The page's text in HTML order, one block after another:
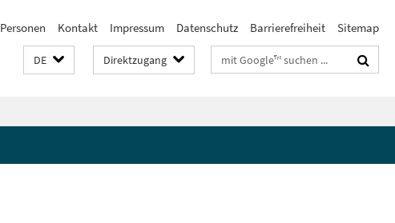
Personen Kontakt Impressum Datenschutz Barrierefreiheit Sitemap
DE Direktzugang Suchbegriffe